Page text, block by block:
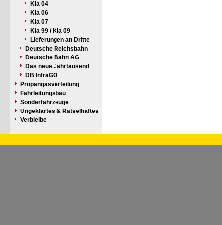
Kla 04
Kla 06
Kla 07
Kla 99 / Kla 09
Lieferungen an Dritte
Deutsche Reichsbahn
Deutsche Bahn AG
Das neue Jahrtausend
DB InfraGO
Propangasverteilung
Fahrleitungsbau
Sonderfahrzeuge
Ungeklärtes & Rätselhaftes
Verbleibe